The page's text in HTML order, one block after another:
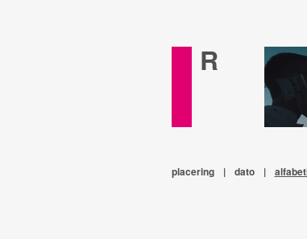
R
placering | dato |